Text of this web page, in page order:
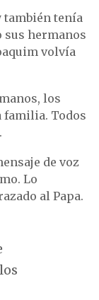
también tenía
sus hermanos
volvía
los
familia. Todos
de voz
Lo
al Papa.